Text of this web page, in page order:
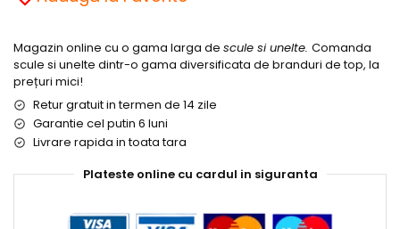
Magazin online cu o gama larga de scule si unelte. Comanda
scule si unelte dintr-o gama diversificata de branduri de top, la
prețuri mici!
Retur gratuit in termen de 14 zile
Garantie cel putin 6 luni
Livrare rapida in toata tara
Plateste online cu cardul in siguranta